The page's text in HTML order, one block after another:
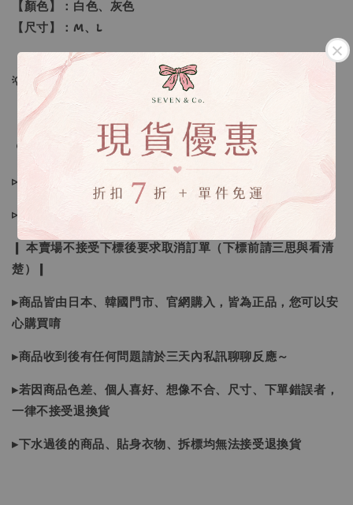
【顏色】：白色、灰色
【尺寸】：M、L
💡訂單依照下單順序為主唷！
🔍IG搜尋：Sevenjewelry.co
▹現貨商品１～３日內寄出
▹預購商品７～２１日（不含假日）寄出，如遇缺貨請見諒！
❙ 本賣場不接受下標後要求取消訂單（下標前請三思與看清
楚）❙
▸商品皆由日本、韓國門市、官網購入，皆為正品，您可以安
心購買唷
▸商品收到後有任何問題請於三天內私訊聊聊反應～
▸若因商品色差、個人喜好、想像不合、尺寸、下單錯誤者，
一律不接受退換貨
▸下水過後的商品、貼身衣物、拆標均無法接受退換貨